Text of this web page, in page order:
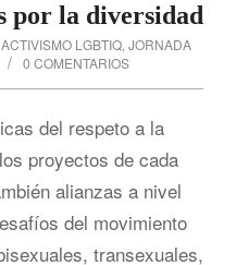
por la diversidad
ACTIVISMO LGBTIQ, JORNADA
0 COMENTARIOS
del respeto a la
proyectos de cada
alianzas a nivel
del movimiento
transexuales,